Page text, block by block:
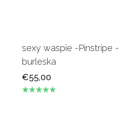
sexy waspie -Pinstripe -
burleska
€55,00